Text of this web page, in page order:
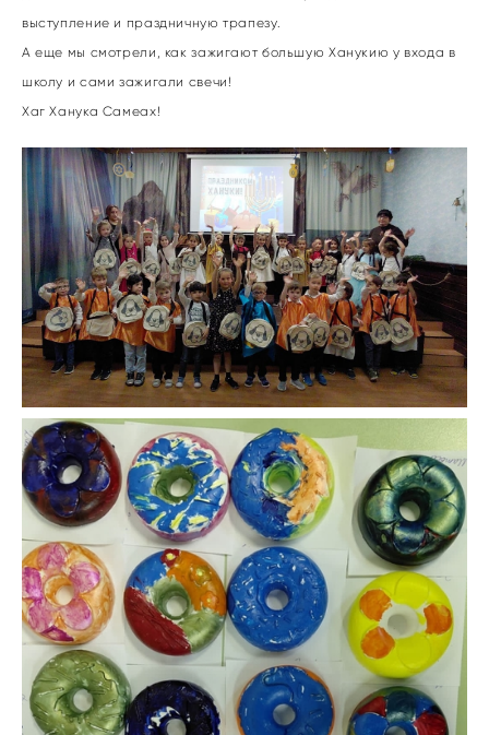
выступление и праздничную трапезу.
А еще мы смотрели, как зажигают большую Ханукию у входа в
школу и сами зажигали свечи!
Хаг Ханука Самеах!